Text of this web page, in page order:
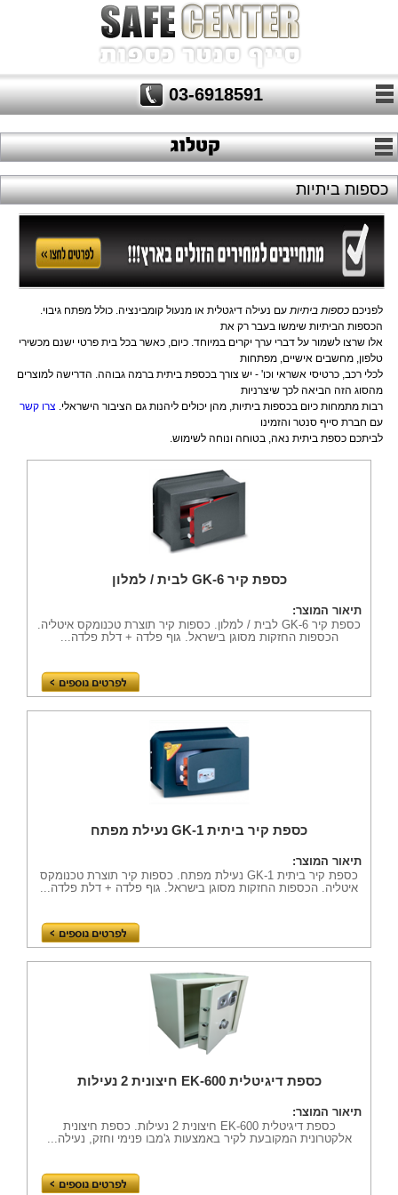
03-6918591
כספות ביתיות
לפניכם כספות ביתיות עם נעילה דיגטלית או מנעול קומבינציה. כולל מפתח גיבוי.
הכספות הביתיות שימשו בעבר רק את
טלפון, מחשבים אישיים, מפתחות
מהסוג הזה הביאה לכך שיצרניות
רבות מתמחות כיום בכספות ביתיות, מהן יכולים ליהנות גם הציבור הישראלי. צרו קשר
עם חברת סייף סנטר והזמינו
לביתכם כספת ביתית נאה, בטוחה ונוחה לשימוש.
כספת קיר GK-6 לבית / למלון
תיאור המוצר:
כספת קיר GK-6 לבית / למלון. כספות קיר תוצרת טכנומקס איטליה.
הכספות החזקות מסוגן בישראל. גוף פלדה + דלת פלדה...
כספת קיר ביתית GK-1 נעילת מפתח
תיאור המוצר:
כספת קיר ביתית GK-1 נעילת מפתח. כספות קיר תוצרת טכנומקס
איטליה. הכספות החזקות מסוגן בישראל. גוף פלדה + דלת פלדה...
כספת דיגיטלית EK-600 חיצונית 2 נעילות
תיאור המוצר:
כספת דיגיטלית EK-600 חיצונית 2 נעילות. כספת חיצונית
אלקטרונית המקובעת לקיר באמצעות ג'מבו פנימי וחזק, נעילה...